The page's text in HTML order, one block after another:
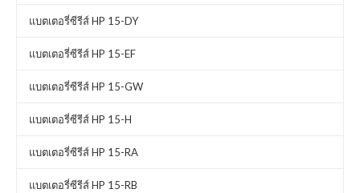
แบตเตอรี่ซีรีส์ HP 15-DY
แบตเตอรี่ซีรีส์ HP 15-EF
แบตเตอรี่ซีรีส์ HP 15-GW
แบตเตอรี่ซีรีส์ HP 15-H
แบตเตอรี่ซีรีส์ HP 15-RA
แบตเตอรี่ซีรีส์ HP 15-RB